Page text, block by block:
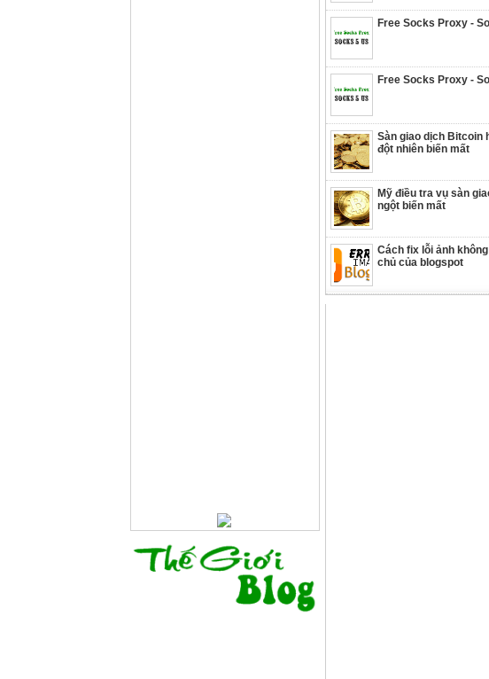
Free Socks Proxy -
Free Socks Proxy -
Sàn giao dịch Bitcoin
đột nhiên biến mất
Mỹ điều tra vụ sàn
ngột biến mất
Cách fix lỗi ảnh
chủ của blogspot